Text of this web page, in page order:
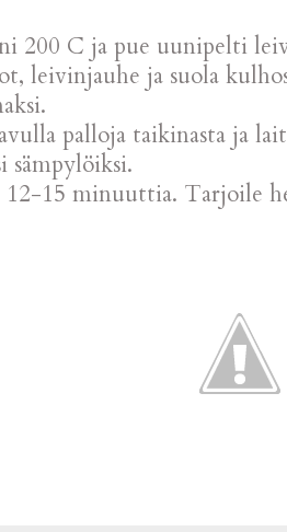
200 C ja pue uunipelti
leivinjauhe ja suola
palloja taikinasta ja
sämpylöiksi.
12-15 minuuttia. Tarjoile